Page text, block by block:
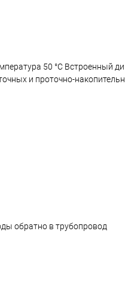
50 °С Встроенный
и проточно-
обратно в трубопровод